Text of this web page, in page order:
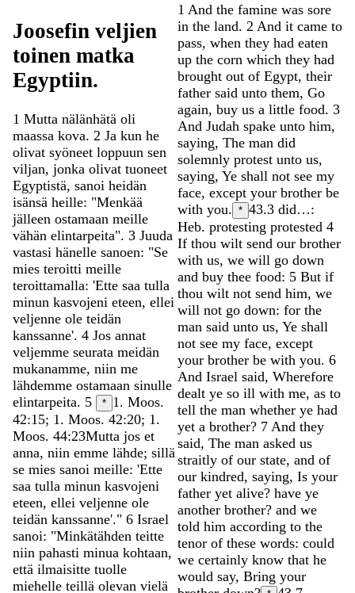
Joosefin veljien
toinen matka
Egyptiin.
1 Mutta nälänhätä oli
maassa kova. 2 Ja kun he
olivat syöneet loppuun sen
viljan, jonka olivat tuoneet
Egyptistä, sanoi heidän
isänsä heille: "Menkää
jälleen ostamaan meille
vähän elintarpeita". 3 Juuda
vastasi hänelle sanoen: "Se
mies teroitti meille
teroittamalla: 'Ette saa tulla
minun kasvojeni eteen, ellei
veljenne ole teidän
kanssanne'. 4 Jos annat
veljemme seurata meidän
mukanamme, niin me
lähdemme ostamaan sinulle
elintarpeita. 5 * 1. Moos.
42:15; 1. Moos. 42:20; 1.
Moos. 44:23Mutta jos et
anna, niin emme lähde; sillä
se mies sanoi meille: 'Ette
saa tulla minun kasvojeni
eteen, ellei veljenne ole
teidän kanssanne'." 6 Israel
sanoi: "Minkätähden teitte
niin pahasti minua kohtaan,
että ilmaisitte tuolle
miehelle teillä olevan vielä
1 And the famine was sore
in the land. 2 And it came to
pass, when they had eaten
up the corn which they had
brought out of Egypt, their
father said unto them, Go
again, buy us a little food. 3
And Judah spake unto him,
saying, The man did
solemnly protest unto us,
saying, Ye shall not see my
face, except your brother be
with you. * 43.3 did…:
Heb. protesting protested 4
If thou wilt send our brother
with us, we will go down
and buy thee food: 5 But if
thou wilt not send him, we
will not go down: for the
man said unto us, Ye shall
not see my face, except
your brother be with you. 6
And Israel said, Wherefore
dealt ye so ill with me, as to
tell the man whether ye had
yet a brother? 7 And they
said, The man asked us
straitly of our state, and of
our kindred, saying, Is your
father yet alive? have ye
another brother? and we
told him according to the
tenor of these words: could
we certainly know that he
would say, Bring your